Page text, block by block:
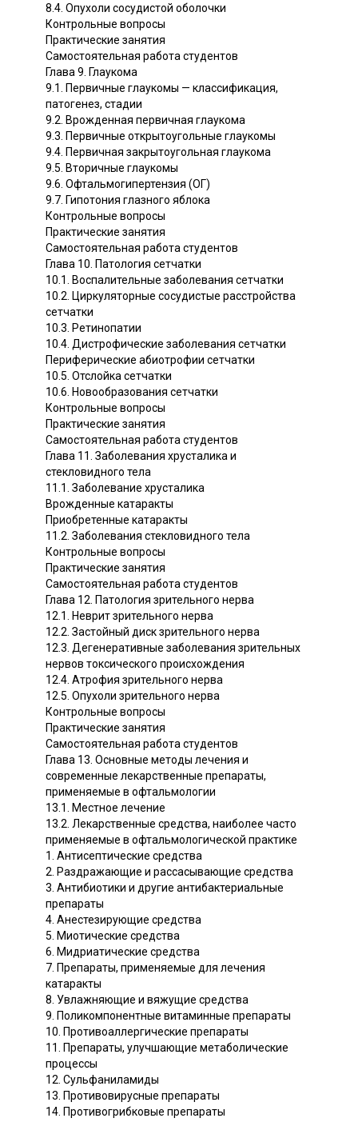
8.4. Опухоли сосудистой оболочки
Контрольные вопросы
Практические занятия
Самостоятельная работа студентов
Глава 9. Глаукома
9.1. Первичные глаукомы — классификация,
патогенез, стадии
9.2. Врожденная первичная глаукома
9.3. Первичные открытоугольные глаукомы
9.4. Первичная закрытоугольная глаукома
9.5. Вторичные глаукомы
9.6. Офтальмогипертензия (ОГ)
9.7. Гипотония глазного яблока
Контрольные вопросы
Практические занятия
Самостоятельная работа студентов
Глава 10. Патология сетчатки
10.1. Воспалительные заболевания сетчатки
10.2. Циркуляторные сосудистые расстройства
сетчатки
10.3. Ретинопатии
10.4. Дистрофические заболевания сетчатки
Периферические абиотрофии сетчатки
10.5. Отслойка сетчатки
10.6. Новообразования сетчатки
Контрольные вопросы
Практические занятия
Самостоятельная работа студентов
Глава 11. Заболевания хрусталика и
стекловидного тела
11.1. Заболевание хрусталика
Врожденные катаракты
Приобретенные катаракты
11.2. Заболевания стекловидного тела
Контрольные вопросы
Практические занятия
Самостоятельная работа студентов
Глава 12. Патология зрительного нерва
12.1. Неврит зрительного нерва
12.2. Застойный диск зрительного нерва
12.3. Дегенеративные заболевания зрительных
нервов токсического происхождения
12.4. Атрофия зрительного нерва
12.5. Опухоли зрительного нерва
Контрольные вопросы
Практические занятия
Самостоятельная работа студентов
Глава 13. Основные методы лечения и
современные лекарственные препараты,
применяемые в офтальмологии
13.1. Местное лечение
13.2. Лекарственные средства, наиболее часто
применяемые в офтальмологической практике
1. Антисептические средства
2. Раздражающие и рассасывающие средства
3. Антибиотики и другие антибактериальные
препараты
4. Анестезирующие средства
5. Миотические средства
6. Мидриатические средства
7. Препараты, применяемые для лечения
катаракты
8. Увлажняющие и вяжущие средства
9. Поликомпонентные витаминные препараты
10. Противоаллергические препараты
11. Препараты, улучшающие метаболические
процессы
12. Сульфаниламиды
13. Противовирусные препараты
14. Противогрибковые препараты